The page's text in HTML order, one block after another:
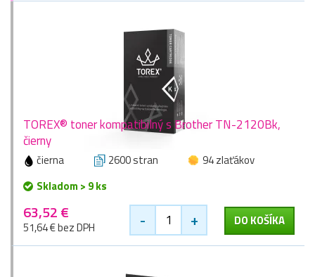
TOREX® toner kompatibilný s Brother TN-2120Bk,
čierny
čierna 2600 stran
94 zlaťákov
Skladom > 9 ks
63,52 €
51,64 € bez DPH - + DO KOŠÍKA